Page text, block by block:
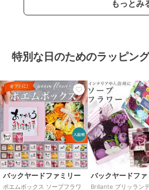
もっとみ
特別な日のためのラッピン
バックヤードファミリー
ポエムボックス ソープフラワ
バックヤードファ
Brillante ブリッラン